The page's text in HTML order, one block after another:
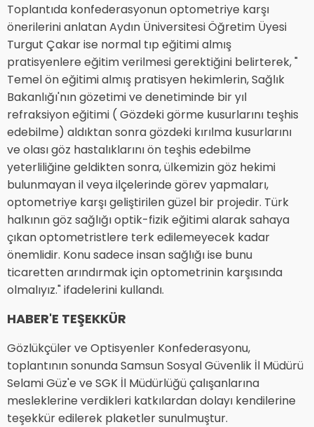
Toplantıda konfederasyonun optometriye karşı
önerilerini anlatan Aydın Üniversitesi Öğretim Üyesi
Turgut Çakar ise normal tıp eğitimi almış
pratisyenlere eğitim verilmesi gerektiğini belirterek, "
Temel ön eğitimi almış pratisyen hekimlerin, Sağlık
Bakanlığı'nın gözetimi ve denetiminde bir yıl
refraksiyon eğitimi ( Gözdeki görme kusurlarını teşhis
edebilme) aldıktan sonra gözdeki kırılma kusurlarını
ve olası göz hastalıklarını ön teşhis edebilme
yeterliliğine geldikten sonra, ülkemizin göz hekimi
bulunmayan il veya ilçelerinde görev yapmaları,
optometriye karşı geliştirilen güzel bir projedir. Türk
halkının göz sağlığı optik-fizik eğitimi alarak sahaya
çıkan optometristlere terk edilemeyecek kadar
önemlidir. Konu sadece insan sağlığı ise bunu
ticaretten arındırmak için optometrinin karşısında
olmalıyız." ifadelerini kullandı.
HABER'E TEŞEKKÜR
Gözlükçüler ve Optisyenler Konfederasyonu,
toplantının sonunda Samsun Sosyal Güvenlik İl Müdürü
Selami Güz'e ve SGK İl Müdürlüğü çalışanlarına
mesleklerine verdikleri katkılardan dolayı kendilerine
teşekkür edilerek plaketler sunulmuştur.